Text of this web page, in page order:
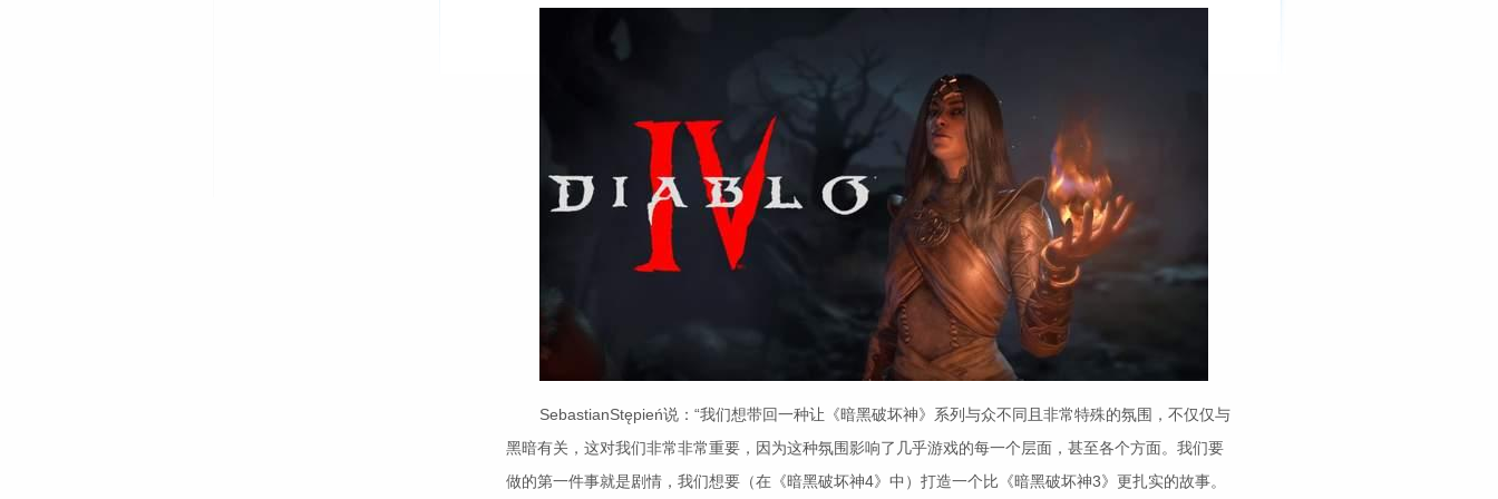
SebastianStępień说：“我们想带回一种让《暗黑破坏神》系列与众不同且非常特殊的氛围，不仅仅与
黑暗有关，这对我们非常非常重要，因为这种氛围影响了几乎游戏的每一个层面，甚至各个方面。我们要
做的第一件事就是剧情，我们想要（在《暗黑破坏神4》中）打造一个比《暗黑破坏神3》更扎实的故事。